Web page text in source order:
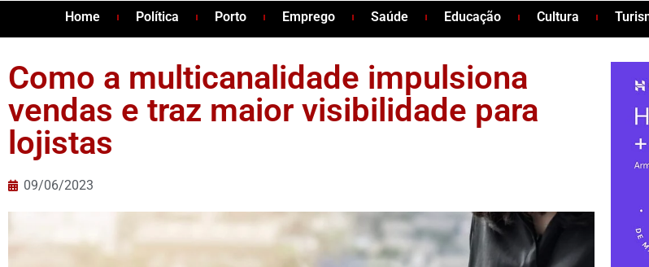
Home Política Porto Emprego Saúde Educação Cultura
Como a multicanalidade impulsiona
vendas e traz maior visibilidade para
lojistas
09/06/2023